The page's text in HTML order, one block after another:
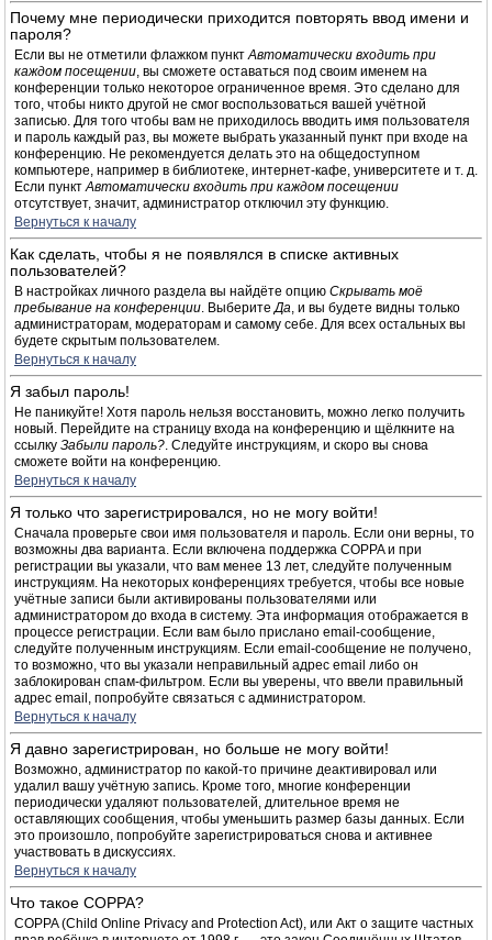
Почему мне периодически приходится повторять ввод имени и
пароля?
Если вы не отметили флажком пунктАвтоматически входить при
каждом посещении, вы сможете оставаться под своим именем на
конференции только некоторое ограниченное время. Это сделано для
того, чтобы никто другой не смог воспользоваться вашей учётной
записью. Для того чтобы вам не приходилось вводить имя пользователя
и пароль каждый раз, вы можете выбрать указанный пункт при входе на
конференцию. Не рекомендуется делать это на общедоступном
компьютере, например в библиотеке, интернет-кафе, университете и т. д.
Если пунктАвтоматически входить при каждом посещении
отсутствует, значит, администратор отключил эту функцию.
Вернуться к началу
Как сделать, чтобы я не появлялся в списке активных
пользователей?
В настройках личного раздела вы найдёте опцию Скрывать моё
пребывание на конференции. ВыберитеДа, и вы будете видны только
администраторам, модераторам и самому себе. Для всех остальных вы
будете скрытым пользователем.
Вернуться к началу
Я забыл пароль!
Не паникуйте! Хотя пароль нельзя восстановить, можно легко получить
новый. Перейдите на страницу входа на конференцию и щёлкните на
ссылку Забыли пароль?. Следуйте инструкциям, и скоро вы снова
сможете войти на конференцию.
Вернуться к началу
Я только что зарегистрировался, но не могу войти!
Сначала проверьте свои имя пользователя и пароль. Если они верны, то
возможны два варианта. Если включена поддержка COPPA и при
регистрации вы указали, что вам менее 13 лет, следуйте полученным
инструкциям. На некоторых конференциях требуется, чтобы все новые
учётные записи были активированы пользователями или
администратором до входа в систему. Эта информация отображается в
процессе регистрации. Если вам было прислано email-сообщение,
следуйте полученным инструкциям. Если email-сообщение не получено,
то возможно, что вы указали неправильный адрес email либо он
заблокирован спам-фильтром. Если вы уверены, что ввели правильный
адрес email, попробуйте связаться с администратором.
Вернуться к началу
Я давно зарегистрирован, но больше не могу войти!
Возможно, администратор по какой-то причине деактивировал или
удалил вашу учётную запись. Кроме того, многие конференции
периодически удаляют пользователей, длительное время не
оставляющих сообщения, чтобы уменьшить размер базы данных. Если
это произошло, попробуйте зарегистрироваться снова и активнее
участвовать в дискуссиях.
Вернуться к началу
Что такое COPPA?
COPPA (Child Online Privacy and Protection Act), или Акт о защите частных